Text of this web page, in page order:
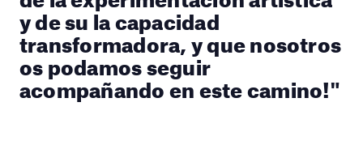
y de su la capacidad
transformadora, y que nosotros
os podamos seguir
acompañando en este camino!"